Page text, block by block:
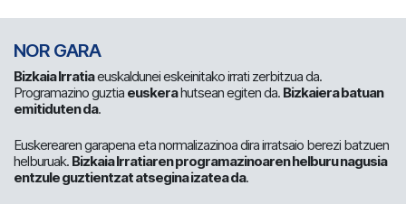
NOR GARA
Bizkaia Irratiaeuskaldunei eskeinitako irrati zerbitzua da.
Programazino guztia euskerahutsean egiten da. Bizkaiera batuan
emitiduten da.
Euskerearen garapena eta normalizazinoa dira irratsaio berezi batzuen
helburuak. Bizkaia Irratiaren programazinoaren helburu nagusia
entzule guztientzat atsegina izatea da.